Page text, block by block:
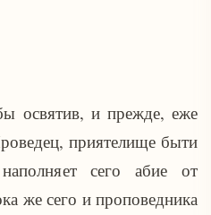
освятив, и прежде, еже
приятелище быти
сего абие от
же сего и проповедника